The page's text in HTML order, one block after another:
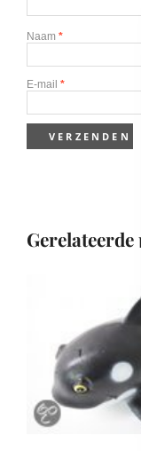
Naam *
E-mail *